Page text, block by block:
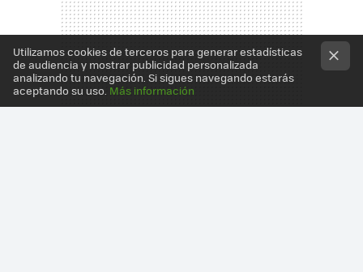
Utilizamos cookies de terceros para generar estadísticas
de audiencia y mostrar publicidad personalizada
analizando tu navegación. Si sigues navegando estarás
aceptando su uso. Más información